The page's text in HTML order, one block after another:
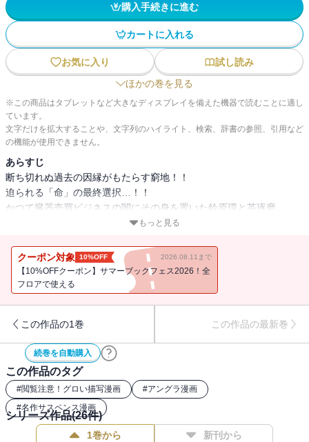
購入手続きに進む
カートに入れる
お気に入り
試し読み
ほかの巻を見る
※この商品はタブレットなど大きなディスプレイを備えた機器で読むことに適し
ています。
文字だけを拡大することや、文字列のハイライト、検索、辞書の参照、引用など
の機能が使用できません。
あらすじ
断ち切れぬ過去の因縁がもたらす窮地！！
迫られる「命」の最終選択…！！
かつて臓器売買ビジネスの闇にその身を置いた鈴原環と英琢磨。
今は遠い戦禍の地で過ごす二人の平穏を一発の凶弾が消し去
環への復讐を果たすために動き出したリュウーー
自身に移植する臓器を欲する大陸の首魁・曹国良ーー
敵意と殺意を向けられる最中、環が琢磨に託す「最後の願い」と
もっと見る
クーポン対象 10%OFF 2026.08.11まで
【10%OFFクーポン】サマーブックフェス2026！全
フロアで使える
この作品の1巻 この作品の最新巻
続巻を自動購入
この作品のタグ
#閲覧注意！グロい描写漫画 #アングラ漫画
#名作サスペンス漫画
シリーズ作品(26件)
1巻から 新刊から